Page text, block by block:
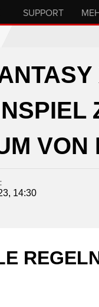
SUPPORT
VON
14:30